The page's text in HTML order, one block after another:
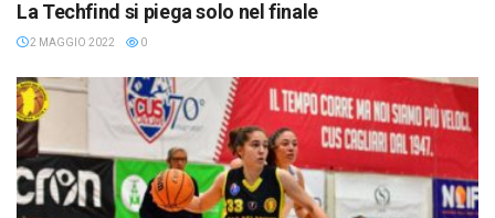
La Techfind si piega solo nel finale
2 MAGGIO 2022 0